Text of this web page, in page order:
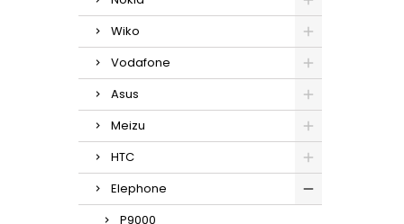
Wiko
Vodafone
Asus
Meizu
HTC
Elephone
P9000